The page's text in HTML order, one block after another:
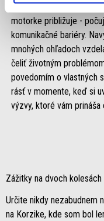
Možno to znie ako
motorke približuje -
komunikačné bariéry.
mnohých ohľadoch
čeliť životným
povedomím o vlastných
rásť v momente, keď si
výzvy, ktoré vám prináša
Zážitky na dvoch kolesách
Určite nikdy nezabudnem
na Korzike, kde som bol